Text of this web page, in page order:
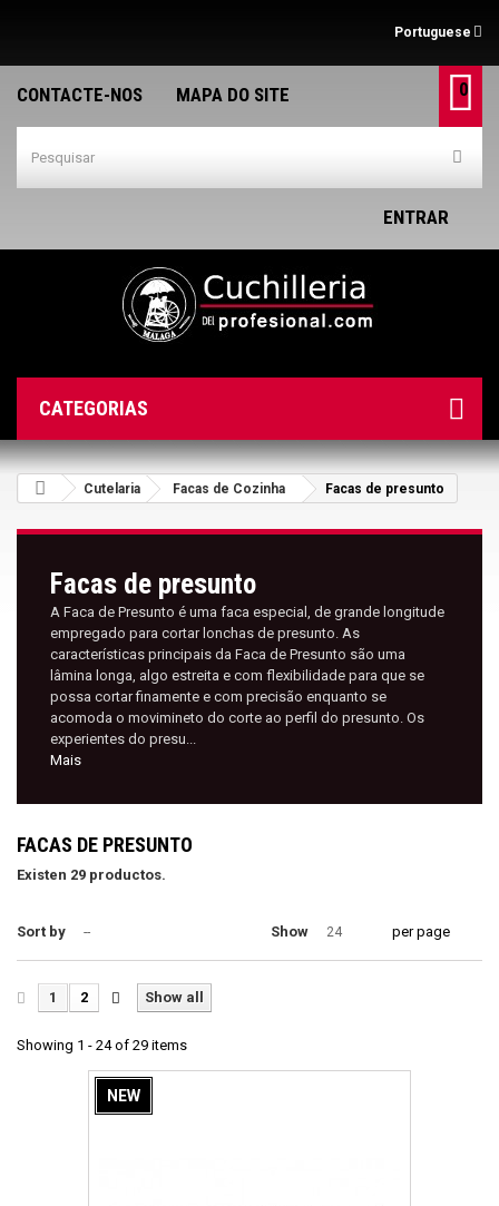
Portuguese
CONTACTE-NOS MAPA DO SITE 0
ENTRAR
CATEGORIAS
Cutelaria Facas de Cozinha Facas de presunto
Facas de presunto
A Faca de Presunto é uma faca especial, de grande longitude
empregado para cortar lonchas de presunto. As
características principais da Faca de Presunto são uma
lâmina longa, algo estreita e com flexibilidade para que se
possa cortar finamente e com precisão enquanto se
acomoda o movimineto do corte ao perfil do presunto. Os
experientes do presu...
Mais
FACAS DE PRESUNTO
Existen 29 productos.
Sort by -- Show 24 per page
Show all
1 2
Showing 1 - 24 of 29 items
NEW